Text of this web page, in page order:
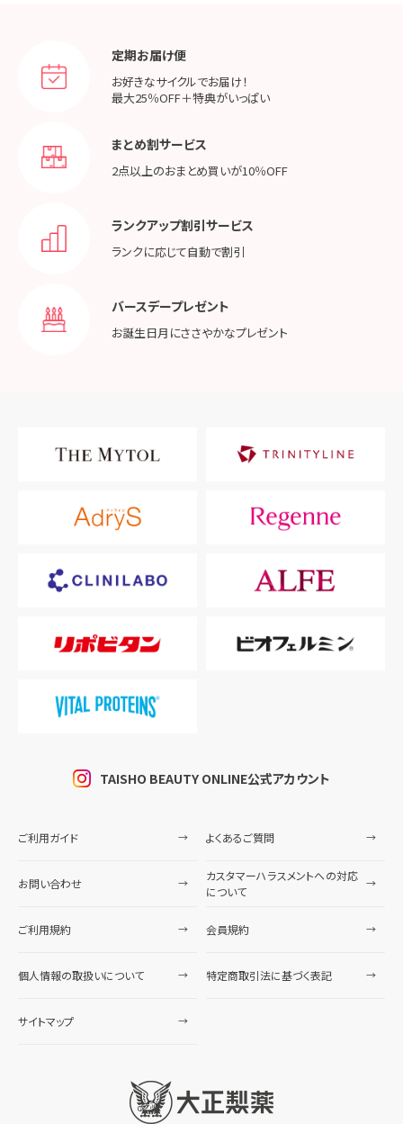
定期お届け便
お好きなサイクルでお届け！
最大25％OFF＋特典がいっぱい
まとめ割サービス
2点以上のおまとめ買いが10％OFF
ランクアップ割引サービス
ランクに応じて自動で割引
バースデープレゼント
お誕生日月にささやかなプレゼント
TAISHO BEAUTY ONLINE公式アカウント
ご利用ガイド よくあるご質問
お問い合わせ
カスタマーハラスメントへの対応
について
ご利用規約 会員規約
個人情報の取扱いについて 特定商取引法に基づく表記
サイトマップ